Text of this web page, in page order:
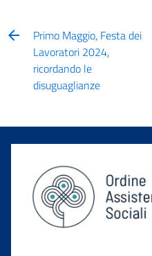
Primo Maggio, Festa dei
Lavoratori 2024,
ricordando le
disuguaglianze